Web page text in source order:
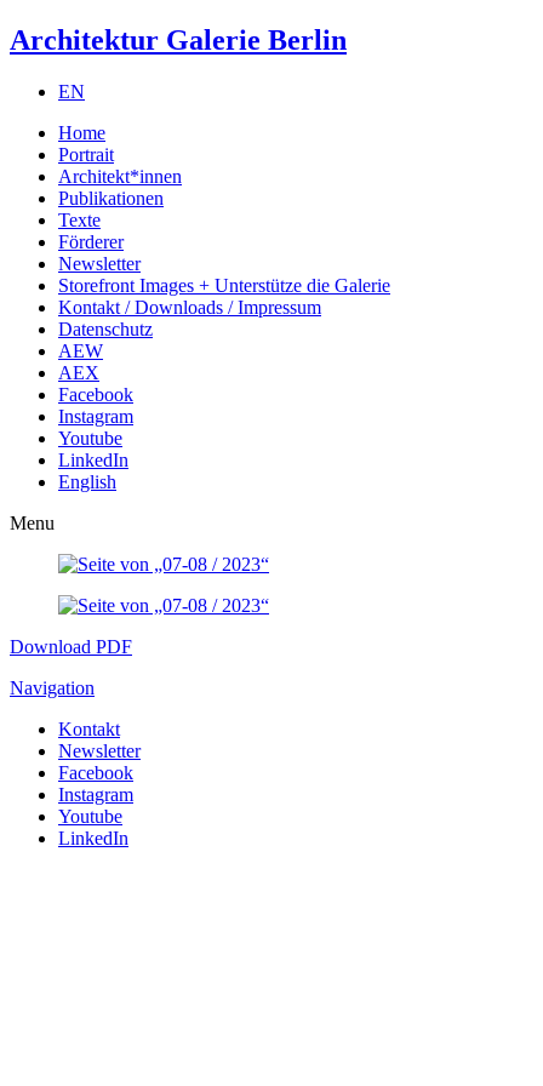
Architektur Galerie Berlin
EN
Home
Portrait
Architekt*innen
Publikationen
Texte
Förderer
Newsletter
Storefront Images + Unterstütze die Galerie
Kontakt / Downloads / Impressum
Datenschutz
AEW
AEX
Facebook
Instagram
Youtube
LinkedIn
English
Menu
Download PDF
Navigation
Kontakt
Newsletter
Facebook
Instagram
Youtube
LinkedIn